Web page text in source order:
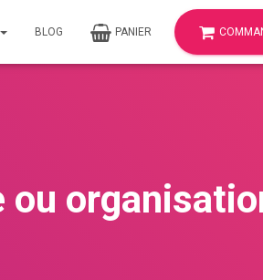
BLOG PANIER
ou